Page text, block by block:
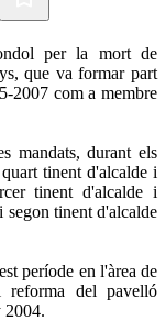
per la mort de
que va formar part
2007 com a membre
mandats, durant els
tinent d'alcalde i
tinent d'alcalde i
tinent d'alcalde
període en l'àrea de
reforma del pavelló
2004.